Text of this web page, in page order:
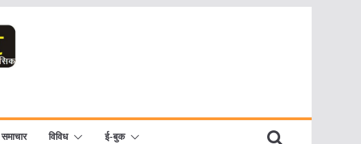
समाचार विविध ई-बुक